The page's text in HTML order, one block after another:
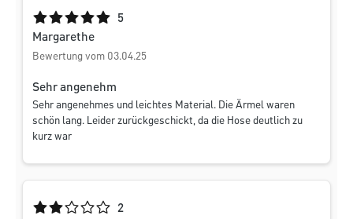
Durchschnittliche Bewertung von 5 von 5 Sternen
5
Margarethe
Bewertung vom 03.04.25
Sehr angenehm
Sehr angenehmes und leichtes Material. Die Ärmel waren
schön lang. Leider zurückgeschickt, da die Hose deutlich zu
kurz war
Durchschnittliche Bewertung von 2 von 5 Sternen
2